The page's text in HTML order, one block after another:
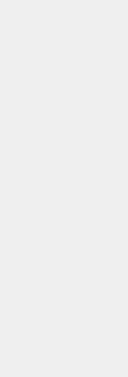
∠斗
/
/.:::/
/
／
｀¨
厶
_ -=
〉
乂,
／
/＿
/／＿
／´
.／-
／-／
./-／